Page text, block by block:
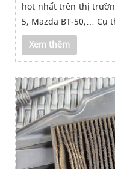
hot nhất trên thị
5, Mazda BT-50,… Cụ
Xem thêm